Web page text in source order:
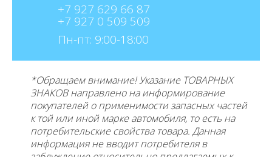
+7 927 629 66 87
+7 927 0 509 509
Пн-пт: 9:00-18:00
*Обращаем внимание! Указание ТОВАРНЫХ
ЗНАКОВ направлено на информирование
покупателей о применимости запасных частей
к той или иной марке автомобиля, то есть на
потребительские свойства товара. Данная
информация не вводит потребителя в